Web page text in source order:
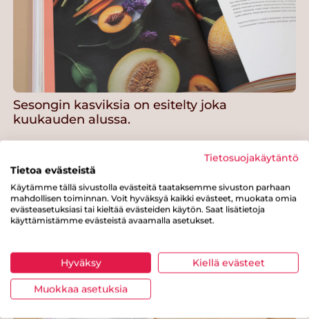
Sesongin kasviksia on esitelty joka
kuukauden alussa.
Tietosuojakäytäntö
Tietoa evästeistä
Käytämme tällä sivustolla evästeitä taataksemme sivuston parhaan
mahdollisen toiminnan. Voit hyväksyä kaikki evästeet, muokata omia
evästeasetuksiasi tai kieltää evästeiden käytön. Saat lisätietoja
käyttämistämme evästeistä avaamalla asetukset.
Hyväksy Kiellä evästeet
Muokkaa asetuksia